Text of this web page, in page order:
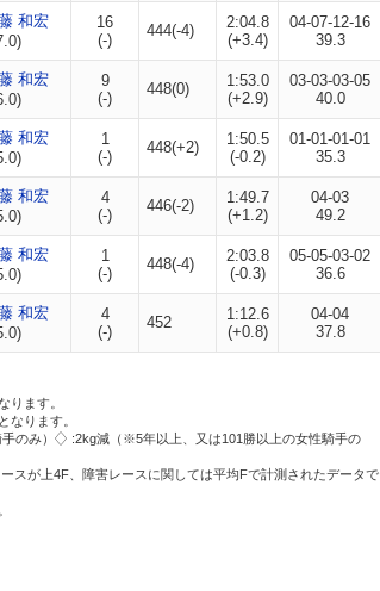
和宏
16
(-)
444(-4)
2:04.8
(+3.4)
04-07-12-16
39.3
和宏
9
(-)
448(0)
1:53.0
(+2.9)
03-03-03-05
40.0
和宏
1
(-)
448(+2)
1:50.5
(-0.2)
01-01-01-01
35.3
和宏
4
(-)
446(-2)
1:49.7
(+1.2)
04-03
49.2
和宏
1
(-)
448(-4)
2:03.8
(-0.3)
05-05-03-02
36.6
和宏
4
(-)
452
1:12.6
(+0.8)
04-04
37.8
ります。
なります。
のみ）
:2kg減（※5年以上、又は101勝以上の女性騎手の
スが上4F、障害レースに関しては平均Fで計測されたデータで